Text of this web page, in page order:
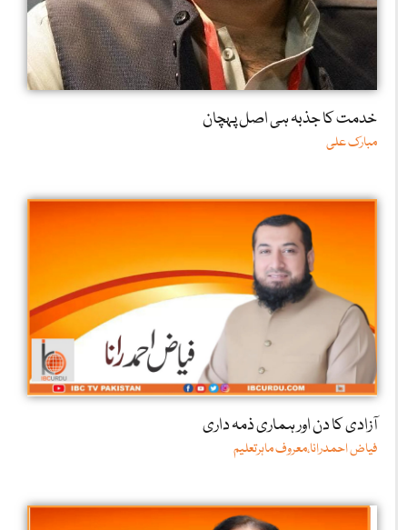
خدمت کا جذبہ ہی اصل پہچان
مبارک علی
آزادی کا دن اور ہماری ذمہ داری
فیاض احمدرانا،معروف ماہرتعلیم